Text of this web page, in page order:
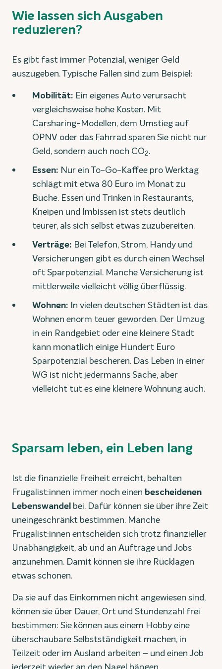
Wie lassen sich Ausgaben
reduzieren?
Es gibt fast immer Potenzial, weniger Geld
auszugeben. Typische Fallen sind zum Beispiel:
Mobilität: Ein eigenes Auto verursacht
vergleichsweise hohe Kosten. Mit
Carsharing-Modellen, dem Umstieg auf
ÖPNV oder das Fahrrad sparen Sie nicht nur
Geld, sondern auch noch CO2.
Essen: Nur ein To-Go-Kaffee pro Werktag
schlägt mit etwa 80 Euro im Monat zu
Buche. Essen und Trinken in Restaurants,
Kneipen und Imbissen ist stets deutlich
teurer, als sich selbst etwas zuzubereiten.
Verträge: Bei Telefon, Strom, Handy und
Versicherungen gibt es durch einen Wechsel
oft Sparpotenzial. Manche Versicherung ist
mittlerweile vielleicht völlig überflüssig.
Wohnen: In vielen deutschen Städten ist das
Wohnen enorm teuer geworden. Der Umzug
in ein Randgebiet oder eine kleinere Stadt
kann monatlich einige Hundert Euro
Sparpotenzial bescheren. Das Leben in einer
WG ist nicht jedermanns Sache, aber
vielleicht tut es eine kleinere Wohnung auch.
Sparsam leben, ein Leben lang
Ist die finanzielle Freiheit erreicht, behalten
Frugalist:innen immer noch einen bescheidenen
Lebenswandel bei. Dafür können sie über ihre Zeit
uneingeschränkt bestimmen. Manche
Frugalist:innen entscheiden sich trotz finanzieller
Unabhängigkeit, ab und an Aufträge und Jobs
anzunehmen. Damit können sie ihre Rücklagen
etwas schonen.
Da sie auf das Einkommen nicht angewiesen sind,
können sie über Dauer, Ort und Stundenzahl frei
bestimmen: Sie können aus einem Hobby eine
überschaubare Selbstständigkeit machen, in
Teilzeit oder im Ausland arbeiten – und einen Job